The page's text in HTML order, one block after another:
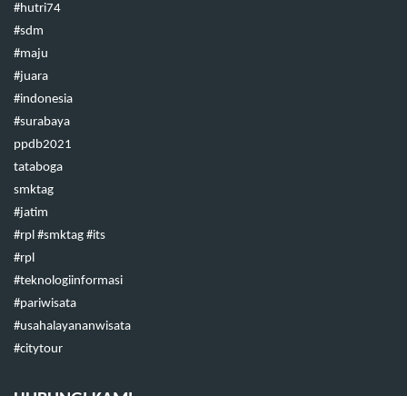
#hutri74
#sdm
#maju
#juara
#indonesia
#surabaya
ppdb2021
tataboga
smktag
#jatim
#rpl #smktag #its
#rpl
#teknologiinformasi
#pariwisata
#usahalayananwisata
#citytour